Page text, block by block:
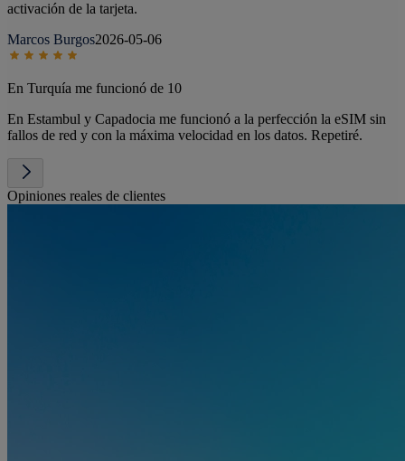
activación de la tarjeta.
Marcos Burgos2026-05-06
En Turquía me funcionó de 10
En Estambul y Capadocia me funcionó a la perfección la eSIM sin
fallos de red y con la máxima velocidad en los datos. Repetiré.
Opiniones reales de clientes